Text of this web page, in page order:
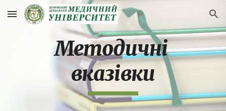
Skip to main content Skip to navigation
Методичні
вказівки